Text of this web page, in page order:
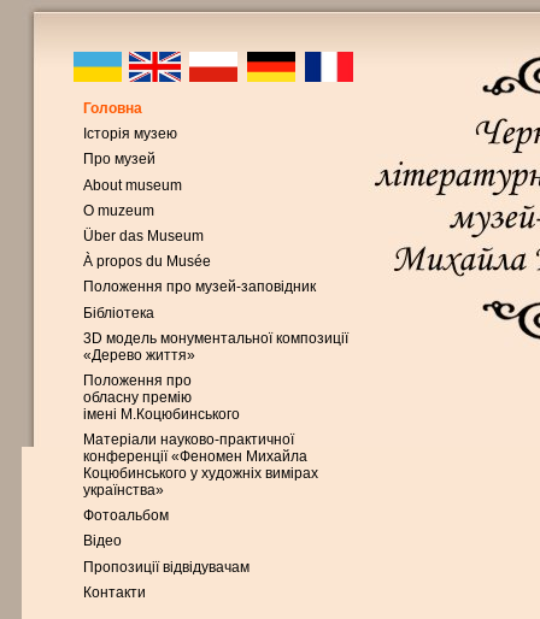
Головна
Історія музею
Про музей
About museum
O muzeum
Über das Museum
À propos du Musée
Положення про музей-заповідник
Бібліотека
3D модель монументальної композиції
«Дерево життя»
Положення про
обласну премію
імені М.Коцюбинського
Матеріали науково-практичної
конференції «Феномен Михайла
Коцюбинського у художніх вимірах
українства»
Фотоальбом
Відео
Пропозиції відвідувачам
Контакти